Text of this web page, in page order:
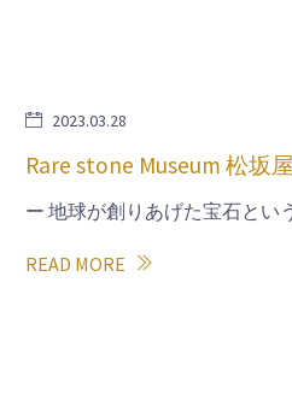
2023.03.28
Rare stone Museum 松坂
ー 地球が創りあげた宝石とい
READ MORE